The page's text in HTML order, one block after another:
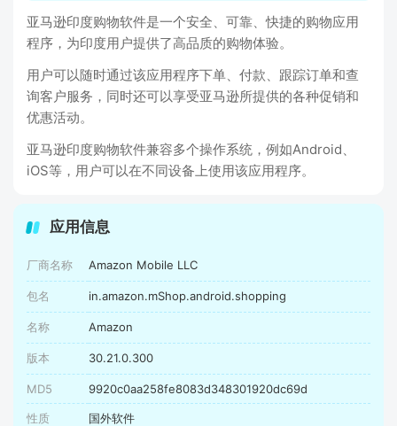
亚马逊印度购物软件是一个安全、可靠、快捷的购物应用
程序，为印度用户提供了高品质的购物体验。
用户可以随时通过该应用程序下单、付款、跟踪订单和查
询客户服务，同时还可以享受亚马逊所提供的各种促销和
优惠活动。
亚马逊印度购物软件兼容多个操作系统，例如Android、
iOS等，用户可以在不同设备上使用该应用程序。
应用信息
厂商名称 Amazon Mobile LLC
包名 in.amazon.mShop.android.shopping
名称 Amazon
版本 30.21.0.300
MD5 9920c0aa258fe8083d348301920dc69d
性质 国外软件